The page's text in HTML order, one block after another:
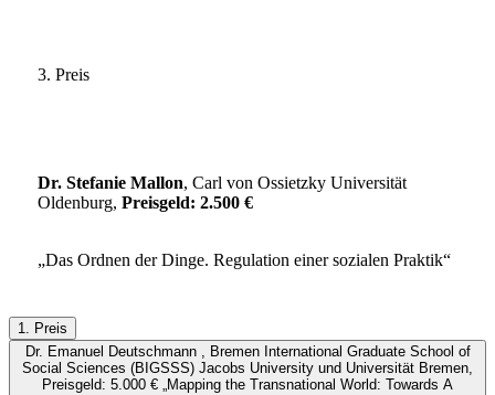
3. Preis
Dr. Stefanie Mallon, Carl von Ossietzky Universität
Oldenburg, Preisgeld: 2.500 €
„Das Ordnen der Dinge. Regulation einer sozialen Praktik“
1. Preis
Dr. Emanuel Deutschmann , Bremen International Graduate School of
Social Sciences (BIGSSS) Jacobs University und Universität Bremen,
Preisgeld: 5.000 € „Mapping the Transnational World: Towards A